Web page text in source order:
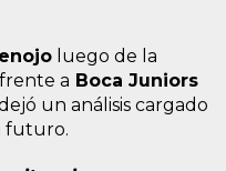
enojo luego de la
frente a Boca Juniors
un análisis cargado
futuro.